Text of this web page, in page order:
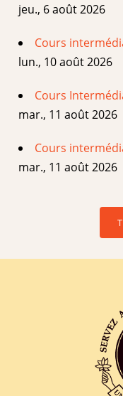
jeu., 6 août 2026
Cours
lun., 10 août 2026
Cours
mar., 11 août 2026
Cours
mar., 11 août 2026